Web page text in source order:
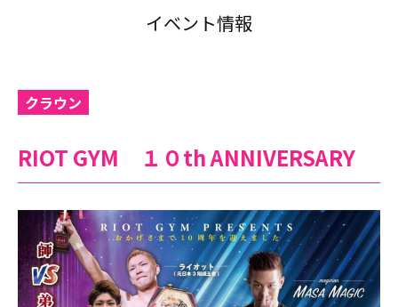
イベント情報
クラウン
RIOT GYM １０th ANNIVERSARY